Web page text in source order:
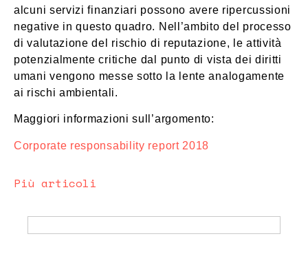
alcuni servizi finanziari possono avere ripercussioni
negative in questo quadro. Nell’ambito del processo
di valutazione del rischio di reputazione, le attività
potenzialmente critiche dal punto di vista dei diritti
umani vengono messe sotto la lente analogamente
ai rischi ambientali.
Maggiori informazioni sull’argomento:
Corporate responsability report 2018
Più articoli